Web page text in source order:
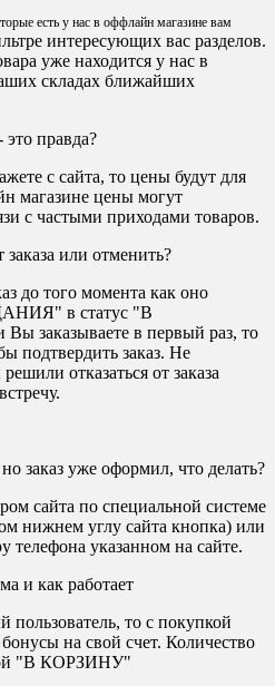
есть у нас в оффлайн магазине вам
интересующих вас разделов.
уже находится у нас в
складах ближайших
правда?
с сайта, то цены будут для
магазине цены могут
с частыми приходами товаров.
или отменить?
до того момента как оно
в статус "В
заказываете в первый раз, то
подтвердить заказ. Не
отказаться от заказа
заказ уже оформил, что делать?
сайта по специальной системе
нижнем углу сайта кнопка) или
телефона указанном на сайте.
и как работает
пользователь, то с покупкой
на свой счет. Количество
"В КОРЗИНУ"